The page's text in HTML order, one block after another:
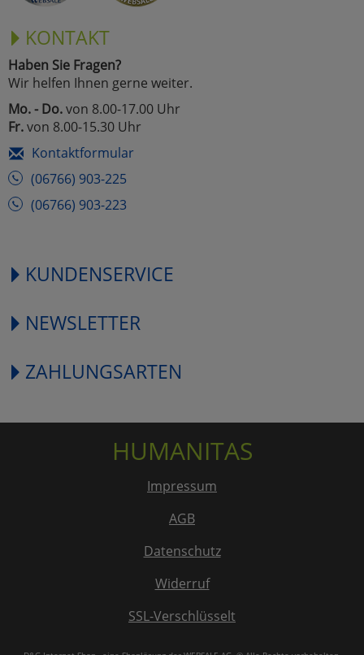
KONTAKT
Haben Sie Fragen?
Wir helfen Ihnen gerne weiter.
Mo. - Do.von 8.00-17.00 Uhr
Fr.von 8.00-15.30 Uhr
Kontaktformular
(06766) 903-225
(06766) 903-223
KUNDENSERVICE
NEWSLETTER
ZAHLUNGSARTEN
HUMANITAS
Impressum
AGB
Datenschutz
Widerruf
SSL-Verschlüsselt